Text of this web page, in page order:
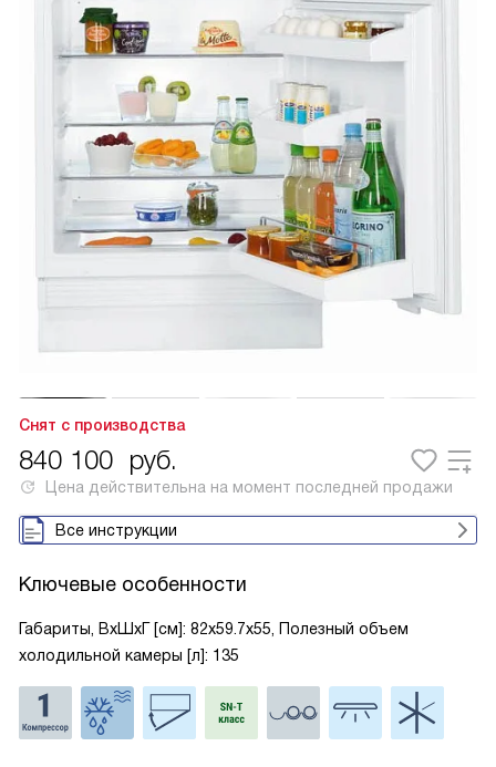
Снят с производства
840 100 руб.
Цена действительна на момент последней продажи
Все инструкции
Ключевые особенности
Габариты, ВxШxГ [см]: 82x59.7x55, Полезный объем
холодильной камеры [л]: 135